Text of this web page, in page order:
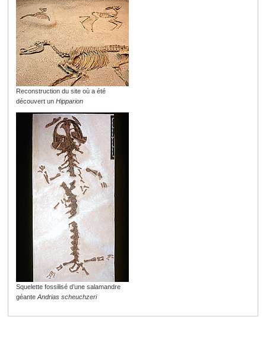
Reconstruction du site où a été
découvert un Hipparion
Squelette fossilisé d’une salamandre
géanteAndrias scheuchzeri